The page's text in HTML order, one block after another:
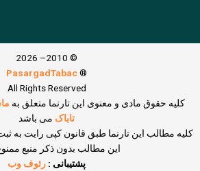
© 2010– 2026
®
PasargadTabac
All Rights Reserved
كليه حقوق مادی و معنوی اين تارنما متعلق به
تاباک می باشد
کلیه مطالب این تارنما طبق قانون کپی رایت به
این مطالب بدون ذکر منبع
پشتیبانی : رئوف وب